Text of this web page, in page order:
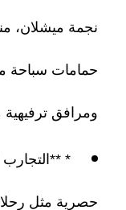
نجمة ميشلان،
حمامات سباحة
ومرافق ترفيهية
*
حصرية مثل